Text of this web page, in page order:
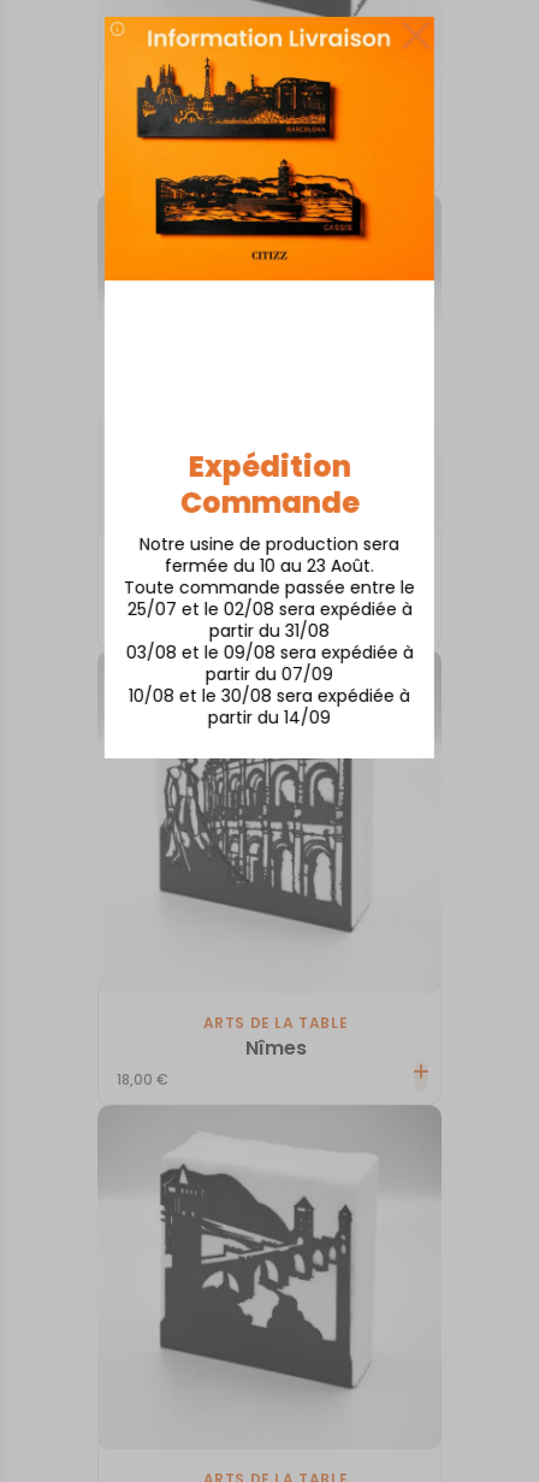
Expédition
Commande
Notre usine de production sera
fermée du 10 au 23 Août.
Toute commande passée entre le
25/07 et le 02/08 sera expédiée à
partir du 31/08
03/08 et le 09/08 sera expédiée à
partir du 07/09
10/08 et le 30/08 sera expédiée à
partir du 14/09
ARTS DE LA TABLE
Amboise
ARTS DE LA TABLE
Bassin d’Arcachon
18,00
ARTS DE LA TABLE
Nîmes
18,00€